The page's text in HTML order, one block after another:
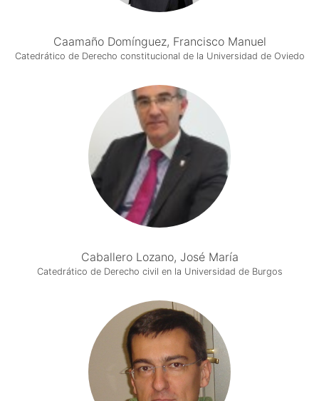
Caamaño Domínguez, Francisco Manuel
Catedrático de Derecho constitucional de la Universidad de Oviedo
Caballero Lozano, José María
Catedrático de Derecho civil en la Universidad de Burgos